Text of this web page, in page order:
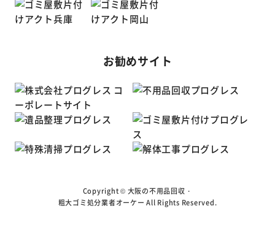
お勧めサイト
Copyright © 大阪の不用品回収・
粗大ゴミ処分業者オーケー All Rights Reserved.